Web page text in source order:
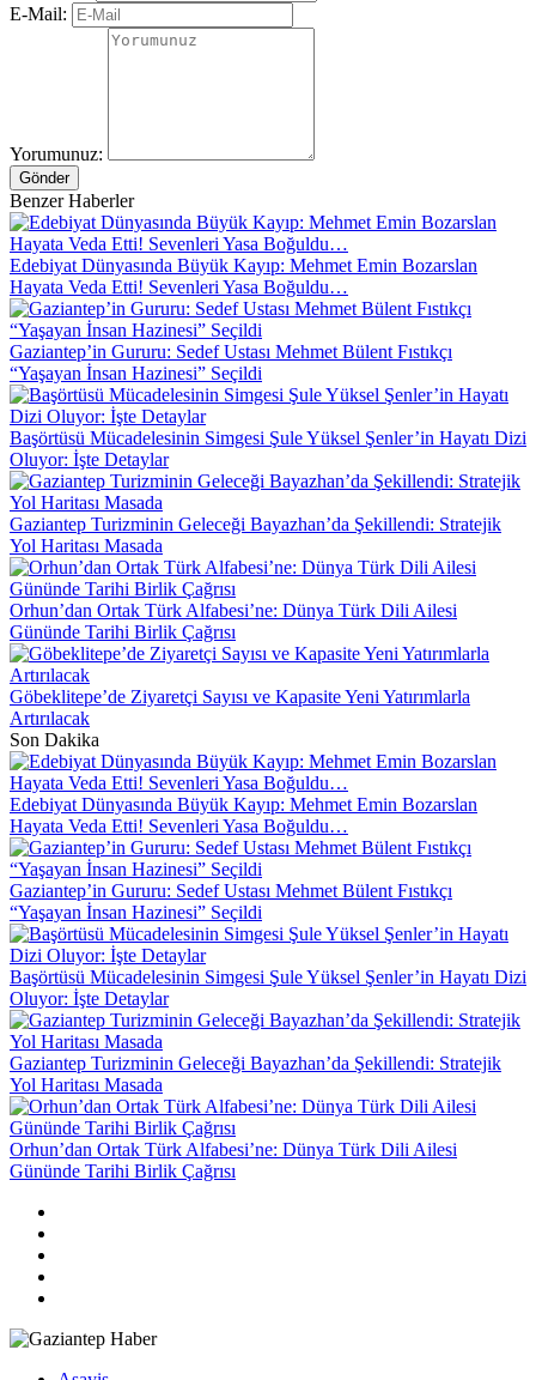
E-Mail:
Yorumunuz:
Gönder
Benzer Haberler
Edebiyat Dünyasında Büyük Kayıp: Mehmet Emin Bozarslan
Hayata Veda Etti! Sevenleri Yasa Boğuldu…
Gaziantep’in Gururu: Sedef Ustası Mehmet Bülent Fıstıkçı
“Yaşayan İnsan Hazinesi” Seçildi
Başörtüsü Mücadelesinin Simgesi Şule Yüksel Şenler’in Hayatı Dizi
Oluyor: İşte Detaylar
Gaziantep Turizminin Geleceği Bayazhan’da Şekillendi: Stratejik
Yol Haritası Masada
Orhun’dan Ortak Türk Alfabesi’ne: Dünya Türk Dili Ailesi
Gününde Tarihi Birlik Çağrısı
Göbeklitepe’de Ziyaretçi Sayısı ve Kapasite Yeni Yatırımlarla
Artırılacak
Son Dakika
Edebiyat Dünyasında Büyük Kayıp: Mehmet Emin Bozarslan
Hayata Veda Etti! Sevenleri Yasa Boğuldu…
Gaziantep’in Gururu: Sedef Ustası Mehmet Bülent Fıstıkçı
“Yaşayan İnsan Hazinesi” Seçildi
Başörtüsü Mücadelesinin Simgesi Şule Yüksel Şenler’in Hayatı Dizi
Oluyor: İşte Detaylar
Gaziantep Turizminin Geleceği Bayazhan’da Şekillendi: Stratejik
Yol Haritası Masada
Orhun’dan Ortak Türk Alfabesi’ne: Dünya Türk Dili Ailesi
Gününde Tarihi Birlik Çağrısı